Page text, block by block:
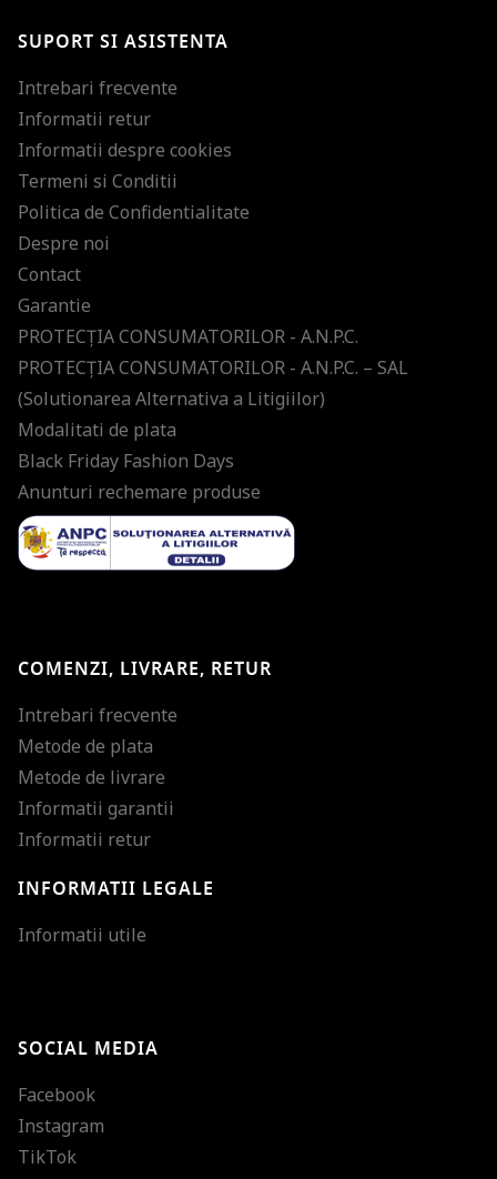
SUPORT SI ASISTENTA
Intrebari frecvente
Informatii retur
Informatii despre cookies
Termeni si Conditii
Politica de Confidentialitate
Despre noi
Contact
Garantie
PROTECŢIA CONSUMATORILOR - A.N.P.C.
PROTECŢIA CONSUMATORILOR - A.N.P.C. – SAL
(Solutionarea Alternativa a Litigiilor)
Modalitati de plata
Black Friday Fashion Days
Anunturi rechemare produse
COMENZI, LIVRARE, RETUR
Intrebari frecvente
Metode de plata
Metode de livrare
Informatii garantii
Informatii retur
INFORMATII LEGALE
Informatii utile
SOCIAL MEDIA
Facebook
Instagram
TikTok